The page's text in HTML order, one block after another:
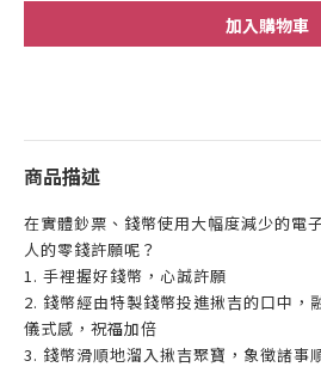
加入購物車
商品描述
在實體鈔票、錢幣使用大幅度減少的電
人的零錢許願呢？
1. 手裡握好錢幣，心誠許願
2. 錢幣經由特製錢幣投進揪吉的口中，
儀式感，祝福加倍
3. 錢幣滑順地溜入揪吉聚寶，象徵諸事